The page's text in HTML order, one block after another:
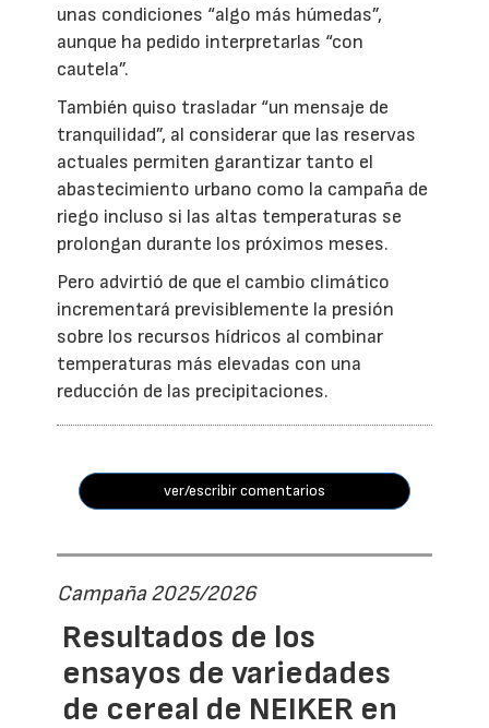
unas condiciones “algo más húmedas”,
aunque ha pedido interpretarlas “con
cautela”.
También quiso trasladar “un mensaje de
tranquilidad”, al considerar que las reservas
actuales permiten garantizar tanto el
abastecimiento urbano como la campaña de
riego incluso si las altas temperaturas se
prolongan durante los próximos meses.
Pero advirtió de que el cambio climático
incrementará previsiblemente la presión
sobre los recursos hídricos al combinar
temperaturas más elevadas con una
reducción de las precipitaciones.
ver/escribir comentarios
Campaña 2025/2026
Resultados de los
ensayos de variedades
de cereal de NEIKER en